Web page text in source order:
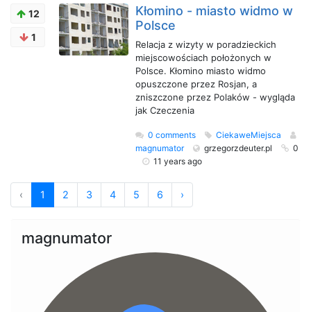
12
1
Kłomino - miasto widmo w
Polsce
Relacja z wizyty w poradzieckich
miejscowościach położonych w
Polsce. Kłomino miasto widmo
opuszczone przez Rosjan, a
zniszczone przez Polaków - wygląda
jak Czeczenia
0 comments
CiekaweMiejsca
magnumator
grzegorzdeuter.pl
0
11 years ago
‹ 1 2 3 4 5 6 ›
magnumator